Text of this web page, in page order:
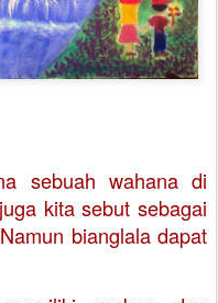
sebuah wahana di
kita sebut sebagai
bianglala dapat